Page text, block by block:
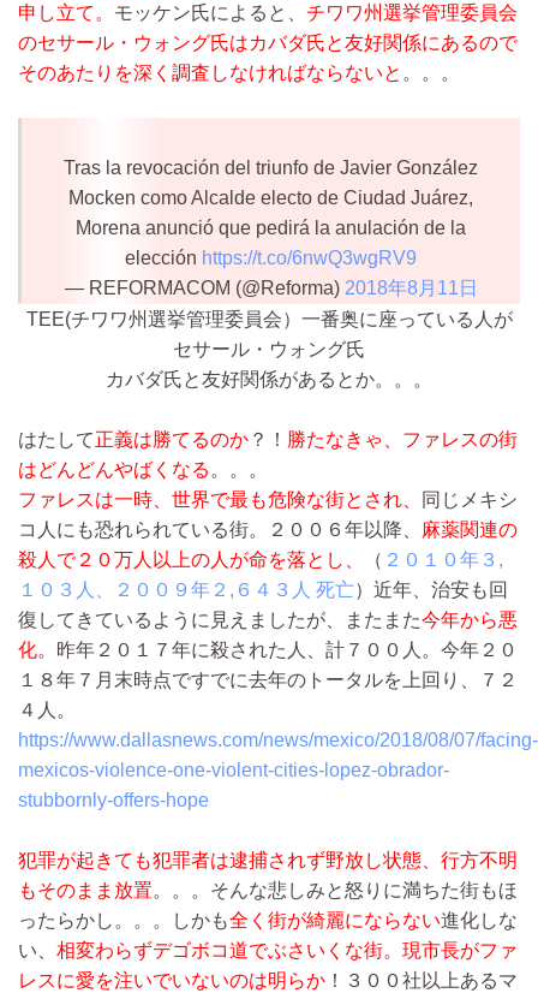
申し立て。 モッケン氏によると、 チワワ州選挙管理委員会
のセサール・ウォング氏はカバダ氏と友好関係にあるので
そのあたりを深く調査しなければならないと 。。。
Tras la revocación del triunfo de Javier González
Mocken como Alcalde electo de Ciudad Juárez,
Morena anunció que pedirá la anulación de la
elección https://t.co/6nwQ3wgRV9
— REFORMACOM (@Reforma) 2018年8月11日
TEE(チワワ州選挙管理委員会）一番奥に座っている人が
セサール・ウォング氏
カバダ氏と友好関係があるとか。。。
はたして正義は勝てるのか ？！ 勝たなきゃ、ファレスの街
はどんどんやばくなる 。。。
ファレスは一時、世界で最も危険な街とされ、
同じメキシ
コ人にも恐れられている街。２００６年以降、 麻薬関連の
殺人で２０万人以上の人が命を落とし、
（ ２０１０年３,
１０３人、２００９年２,６４３人 死亡）近年、治安も回
復してきているように見えましたが、またまた今年から悪
化。 昨年２０１７年に殺された人、計７００人。今年２０
１８年７月末時点ですでに去年のトータルを上回り、７２
４人。
https://www.dallasnews.com/news/mexico/2018/08/07/facing-
mexicos-violence-one-violent-cities-lopez-obrador-
stubbornly-offers-hope
犯罪が起きても犯罪者は逮捕されず野放し状態、行方不明
もそのまま放置。。。そんな悲しみと怒りに満ちた街もほ
ったらかし。。。しかも全く街が綺麗にならない進化しな
い、 相変わらずデゴボコ道でぶさいくな街。 現市長がファ
レスに愛を注いでいないのは明らか ！３００社以上あるマ